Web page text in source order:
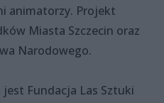
animatorzy. Projekt
Miasta Szczecin oraz
Narodowego.
Fundacja Las Sztuki